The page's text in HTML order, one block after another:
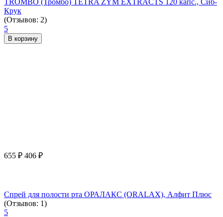
Крук
(Отзывов: 2)
5
В корзину
655 ₽ 406 ₽
Спрей для полости рта ОРАЛАКС (ORALAX), Алфит Плюс
(Отзывов: 1)
5